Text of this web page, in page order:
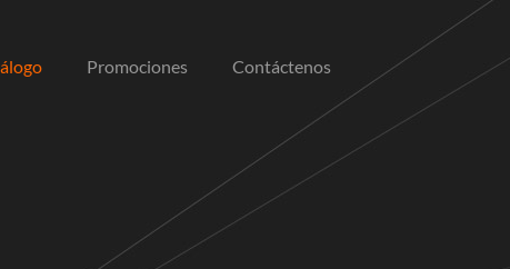
Promociones Contáctenos